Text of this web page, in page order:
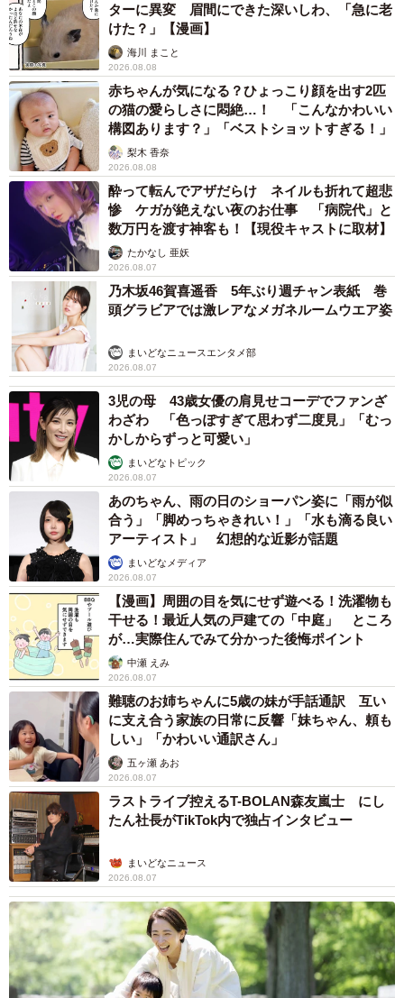
ターに異変 眉間にできた深いしわ、「急に老
けた？」【漫画】
海川 まこと
2026.08.08
赤ちゃんが気になる？ひょっこり顔を出す2匹
の猫の愛らしさに悶絶…！ 「こんなかわいい
構図あります？」「ベストショットすぎる！」
梨木 香奈
2026.08.08
酔って転んでアザだらけ ネイルも折れて超悲
惨 ケガが絶えない夜のお仕事 「病院代」と
数万円を渡す神客も！【現役キャストに取材】
たかなし 亜妖
2026.08.07
乃木坂46賀喜遥香 5年ぶり週チャン表紙 巻
頭グラビアでは激レアなメガネルームウエア姿
まいどなニュースエンタメ部
2026.08.07
3児の母 43歳女優の肩見せコーデでファンざ
わざわ 「色っぽすぎて思わず二度見」「むっ
かしからずっと可愛い」
まいどなトピック
2026.08.07
あのちゃん、雨の日のショーパン姿に「雨が似
合う」「脚めっちゃきれい！」「水も滴る良い
アーティスト」 幻想的な近影が話題
まいどなメディア
2026.08.07
【漫画】周囲の目を気にせず遊べる！洗濯物も
干せる！最近人気の戸建ての「中庭」 ところ
が…実際住んでみて分かった後悔ポイント
中瀬 えみ
2026.08.07
難聴のお姉ちゃんに5歳の妹が手話通訳 互い
に支え合う家族の日常に反響「妹ちゃん、頼も
しい」「かわいい通訳さん」
五ヶ瀬 あお
2026.08.07
ラストライブ控えるT-BOLAN森友嵐士 にし
たん社長がTikTok内で独占インタビュー
まいどなニュース
2026.08.07